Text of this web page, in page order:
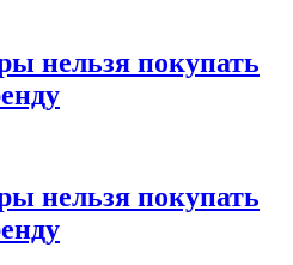
нельзя покупать
нельзя покупать